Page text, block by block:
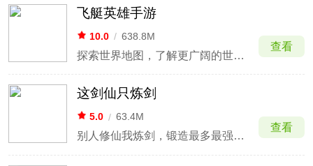
飞艇英雄手游
10.0 / 638.8M
探索世界地图，了解更广阔的世界观
查看
这剑仙只炼剑
5.0 / 63.4M
别人修仙我炼剑，锻造最多最强的神剑，成为至尊剑仙
查看